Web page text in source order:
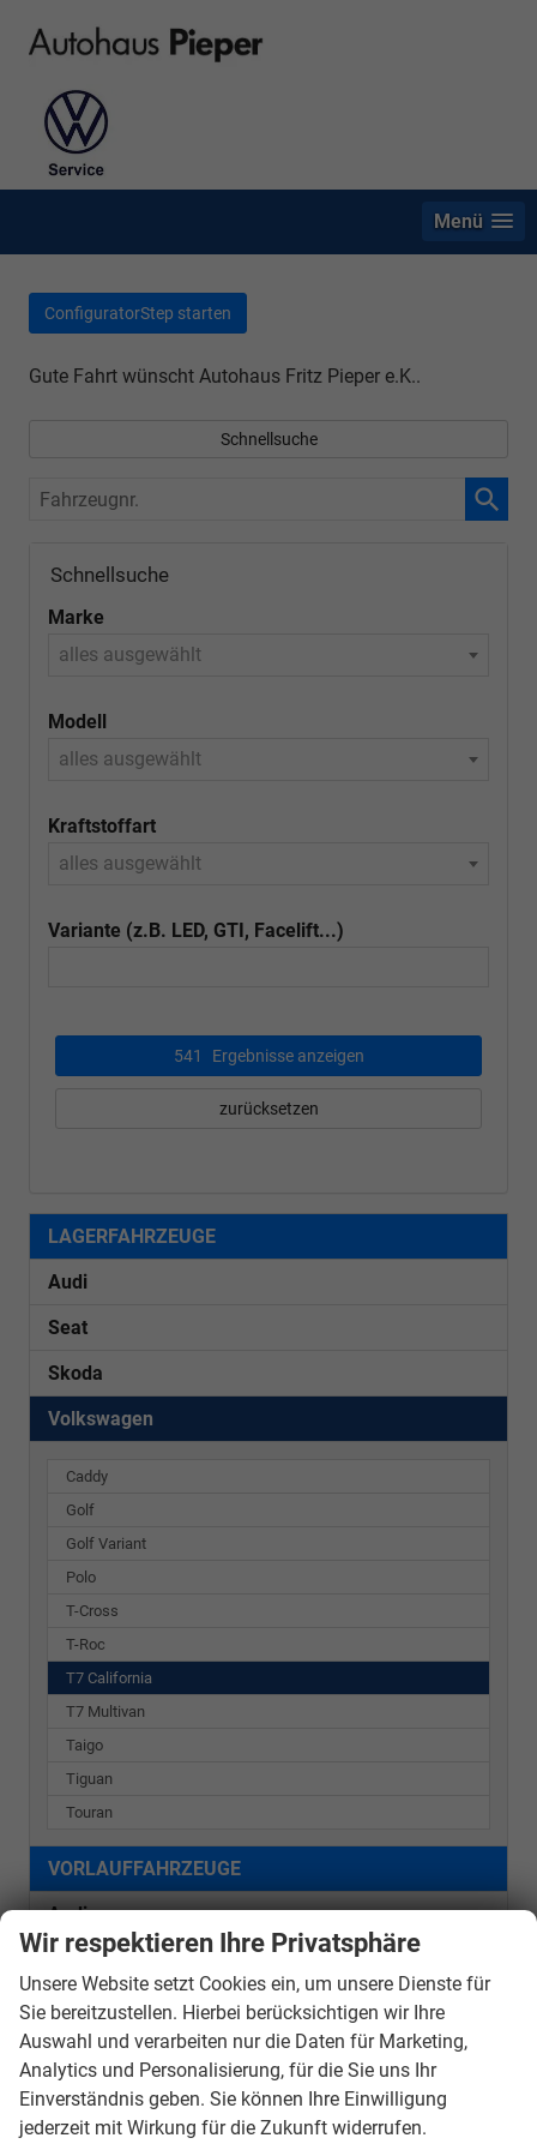
Menü
ConfiguratorStep starten
Gute Fahrt wünscht Autohaus Fritz Pieper e.K..
Schnellsuche
Fahrzeugnr.
Schnellsuche
Marke
alles ausgewählt
Modell
alles ausgewählt
Kraftstoffart
alles ausgewählt
Variante (z.B. LED, GTI, Facelift...)
541 Ergebnisse anzeigen
zurücksetzen
LAGERFAHRZEUGE
Audi
Seat
Skoda
Volkswagen
Caddy
Golf
Golf Variant
Polo
T-Cross
T-Roc
T7 California
T7 Multivan
Taigo
Tiguan
Touran
VORLAUFFAHRZEUGE
Audi
Seat
Skoda
Volkswagen
Caddy
Wir respektieren Ihre Privatsphäre
Unsere Website setzt Cookies ein, um unsere Dienste für
Sie bereitzustellen. Hierbei berücksichtigen wir Ihre
Auswahl und verarbeiten nur die Daten für Marketing,
Analytics und Personalisierung, für die Sie uns Ihr
Einverständnis geben. Sie können Ihre Einwilligung
jederzeit mit Wirkung für die Zukunft widerrufen.